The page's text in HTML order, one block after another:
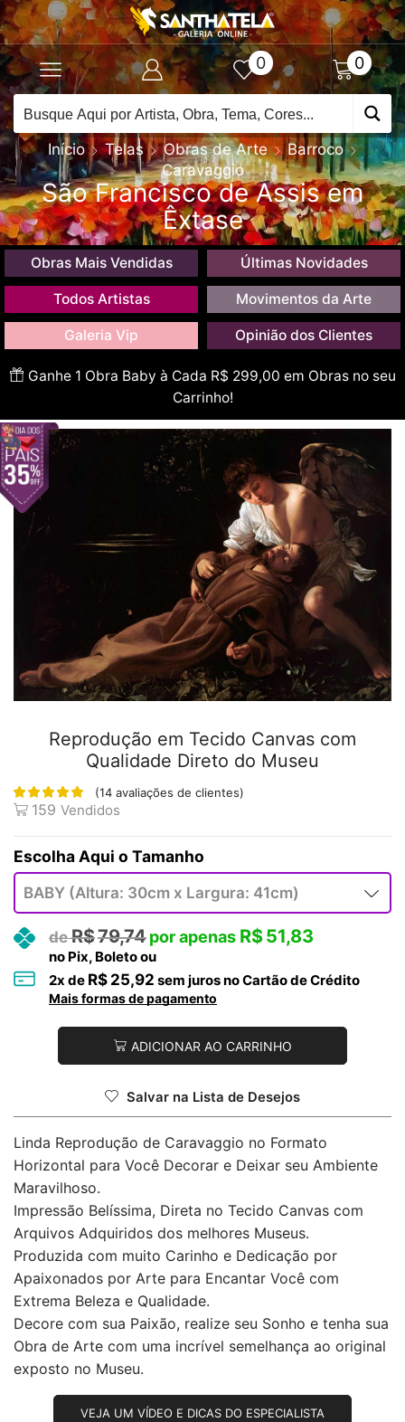
0 0
Início Telas Obras de Arte
Barroco
Caravaggio
São Francisco de Assis em
Êxtase
Obras Mais Vendidas Últimas Novidades
Todos Artistas Movimentos da Arte
Galeria Vip Opinião dos Clientes
Ganhe 1 Obra Baby à Cada R$ 299,00 em Obras no seu
Carrinho!
Reprodução em Tecido Canvas com
Qualidade Direto do Museu
(14 avaliações de clientes)
159 Vendidos
Tamanho
R$79,74 R$51,83
no Pix, Boleto ou
2x de R$ 25,92 sem juros no Cartão de Crédito
Mais formas de pagamento
ADICIONAR AO CARRINHO
Salvar na Lista de Desejos
Linda Reprodução de Caravaggio no Formato
Horizontal para Você Decorar e Deixar seu Ambiente
Maravilhoso.
Impressão Belíssima, Direta no Tecido Canvas com
Arquivos Adquiridos dos melhores Museus.
Produzida com muito Carinho e Dedicação por
Apaixonados por Arte para Encantar Você com
Extrema Beleza e Qualidade.
Decore com sua Paixão, realize seu Sonho e tenha sua
Obra de Arte com uma incrível semelhança ao original
exposto no Museu.
VEJA UM VÍDEO E DICAS DO ESPECIALISTA